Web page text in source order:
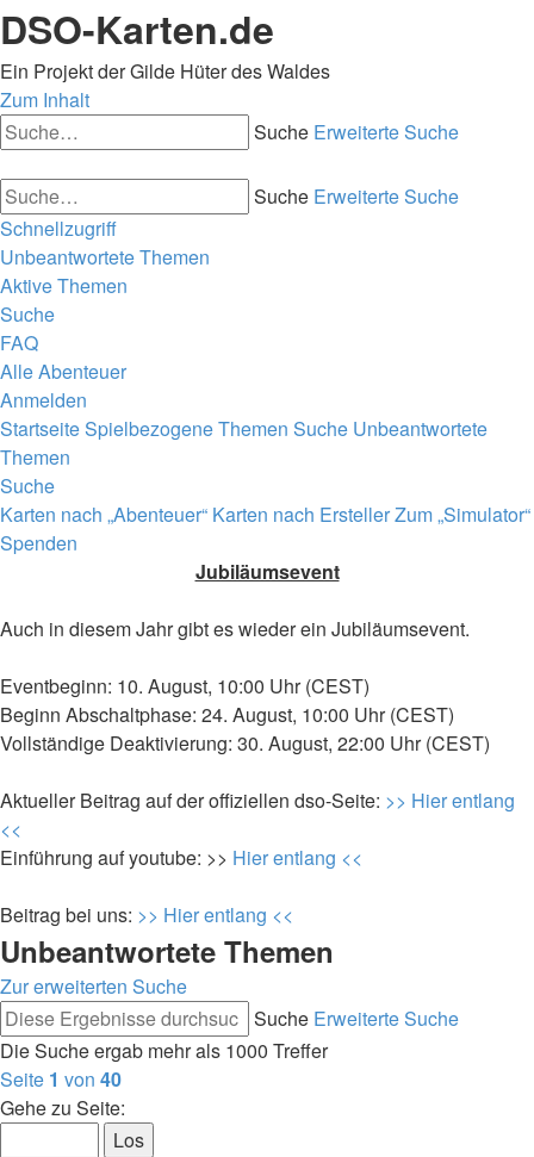
DSO-Karten.de
Ein Projekt der Gilde Hüter des Waldes
Zum Inhalt
Suche Erweiterte Suche
Suche Erweiterte Suche
Schnellzugriff
Unbeantwortete Themen
Aktive Themen
Suche
FAQ
Alle Abenteuer
Anmelden
StartseiteSpielbezogene Themen Suche Unbeantwortete
Themen
Suche
Karten nach „Abenteuer“ Karten nach ErstellerZum „Simulator“
Spenden
Jubiläumsevent
Auch in diesem Jahr gibt es wieder ein Jubiläumsevent.
Eventbeginn: 10. August, 10:00 Uhr (CEST)
Beginn Abschaltphase: 24. August, 10:00 Uhr (CEST)
Vollständige Deaktivierung: 30. August, 22:00 Uhr (CEST)
Aktueller Beitrag auf der offiziellen dso-Seite: >> Hier entlang
<<
Einführung auf youtube: >> Hier entlang <<
Beitrag bei uns: >> Hier entlang <<
Unbeantwortete Themen
Zur erweiterten Suche
Suche Erweiterte Suche
Die Suche ergab mehr als 1000 Treffer
Seite 1 von 40
Gehe zu Seite: